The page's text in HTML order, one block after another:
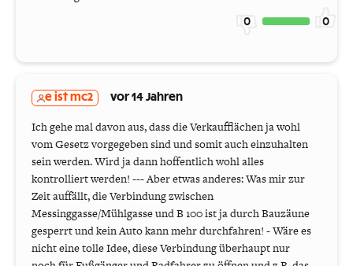
0 0
e ist mc2 vor 14 Jahren
Ich gehe mal davon aus, dass die Verkaufflächen ja wohl
vom Gesetz vorgegeben sind und somit auch einzuhalten
sein werden. Wird ja dann hoffentlich wohl alles
kontrolliert werden! --- Aber etwas anderes: Was mir zur
Zeit auffällt, die Verbindung zwischen
Messinggasse/Mühlgasse und B 100 ist ja durch Bauzäune
gesperrt und kein Auto kann mehr durchfahren! - Wäre es
nicht eine tolle Idee, diese Verbindung überhaupt nur